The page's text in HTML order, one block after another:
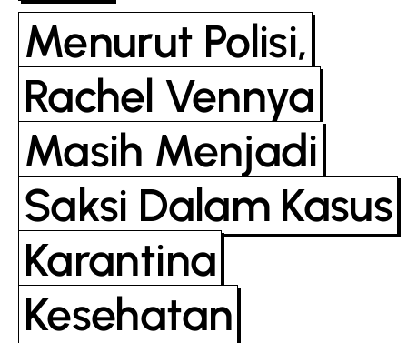
in
Menurut Polisi,
Rachel Vennya
Masih Menjadi
Saksi Dalam Kasus
Karantina
Kesehatan